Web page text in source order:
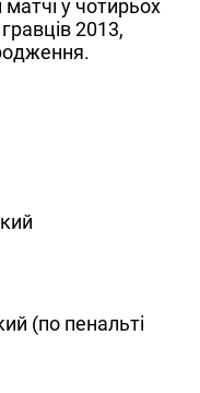
матчі у чотирьох
2013,
(по пенальті